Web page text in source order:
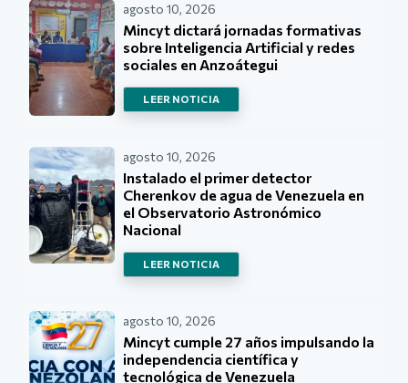
agosto 10, 2026
Mincyt dictará jornadas formativas
sobre Inteligencia Artificial y redes
sociales en Anzoátegui
LEER NOTICIA
agosto 10, 2026
Instalado el primer detector
Cherenkov de agua de Venezuela en
el Observatorio Astronómico
Nacional
LEER NOTICIA
agosto 10, 2026
Mincyt cumple 27 años impulsando la
independencia científica y
tecnológica de Venezuela